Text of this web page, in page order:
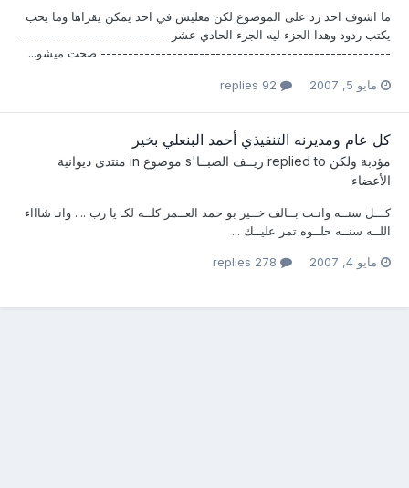
ما اشوف احد رد على الموضوع لكن معليش في احد يمكن يقراها وما يحب
يكتب ردود وهذا الجزء ليه الجزء الحادي عشر ---------------------------
----------------------------------------------------- صحت ميشو...
مايو 5, 2007
كل عام ومديرنه التنفيذي أحمد البنعلي بخير
مؤدبة ولكن ريــف الصبــا's موضوع in
منتدى ديوانية
الأعضاء
كـــل سنــه وانـت بــالف خــير بو حمد العــمر كلــه لكـ يا رب .... وانـ شاااء
اللــه سنــه حلــوه تمر عليــك ...
مايو 4, 2007